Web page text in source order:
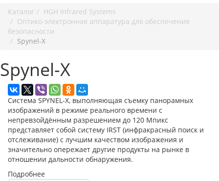
Каталог
HGH Infrared Systems
Оптико-электронная аппаратура для обеспечения
безопасности
Spynel-X
Spynel-X
Система SPYNEL-X, выполняющая съемку панорамных
изображений в режиме реального времени с
непревзойдённым разрешением до 120 Мпикс
представляет собой систему IRST (инфракрасный поиск и
отслеживание) с лучшим качеством изображения и
значительно опережает другие продукты на рынке в
отношении дальности обнаружения.
Подробнее